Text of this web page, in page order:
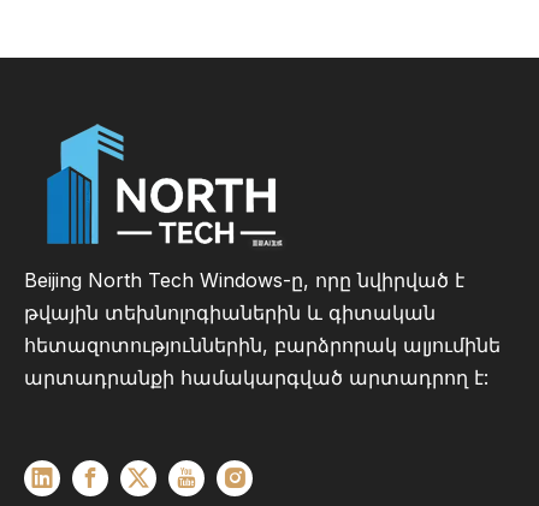
Beijing North Tech Windows-ը, որը նվիրված է
թվային տեխնոլոգիաներին և գիտական ​​
հետազոտություններին, բարձրորակ ալյումինե
արտադրանքի համակարգված արտադրող է: